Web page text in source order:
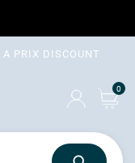
A PRIX DISCOUNT
0